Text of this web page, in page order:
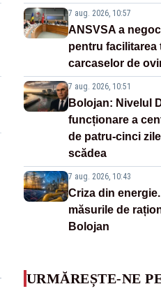
7 aug. 2026, 10:57
ANSVSA a
pentru facilitarea
carcaselor de
7 aug. 2026, 10:51
Bolojan: Nivelul
funcționare a
de patru-cinci
scădea
7 aug. 2026, 10:43
Criza din
măsurile de
Bolojan
URMĂREȘTE-NE